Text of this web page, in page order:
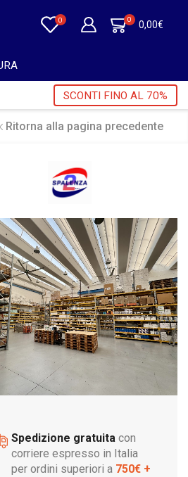
0 0 0,00€
SCONTI FINO AL 70%
Ritorna alla pagina precedente
Spedizione gratuita con
corriere espresso in Italia
per ordini superiori a 750€ +